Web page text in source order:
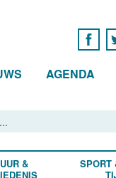
AGENDA
&
SPORT